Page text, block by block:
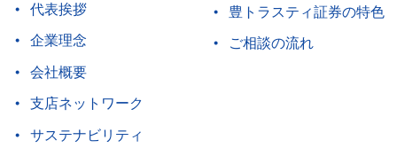
代表挨拶
企業理念
会社概要
支店ネットワーク
サステナビリティ
豊トラスティ証券の特色
ご相談の流れ